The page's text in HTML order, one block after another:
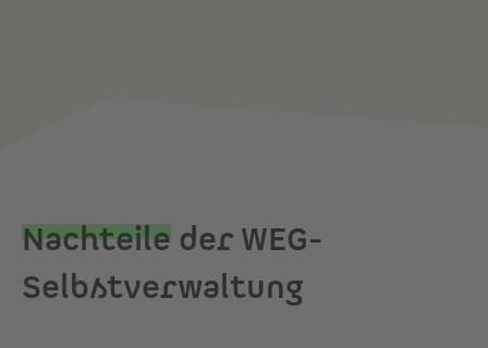
Nachteile der WEG-
Selbstverwaltung